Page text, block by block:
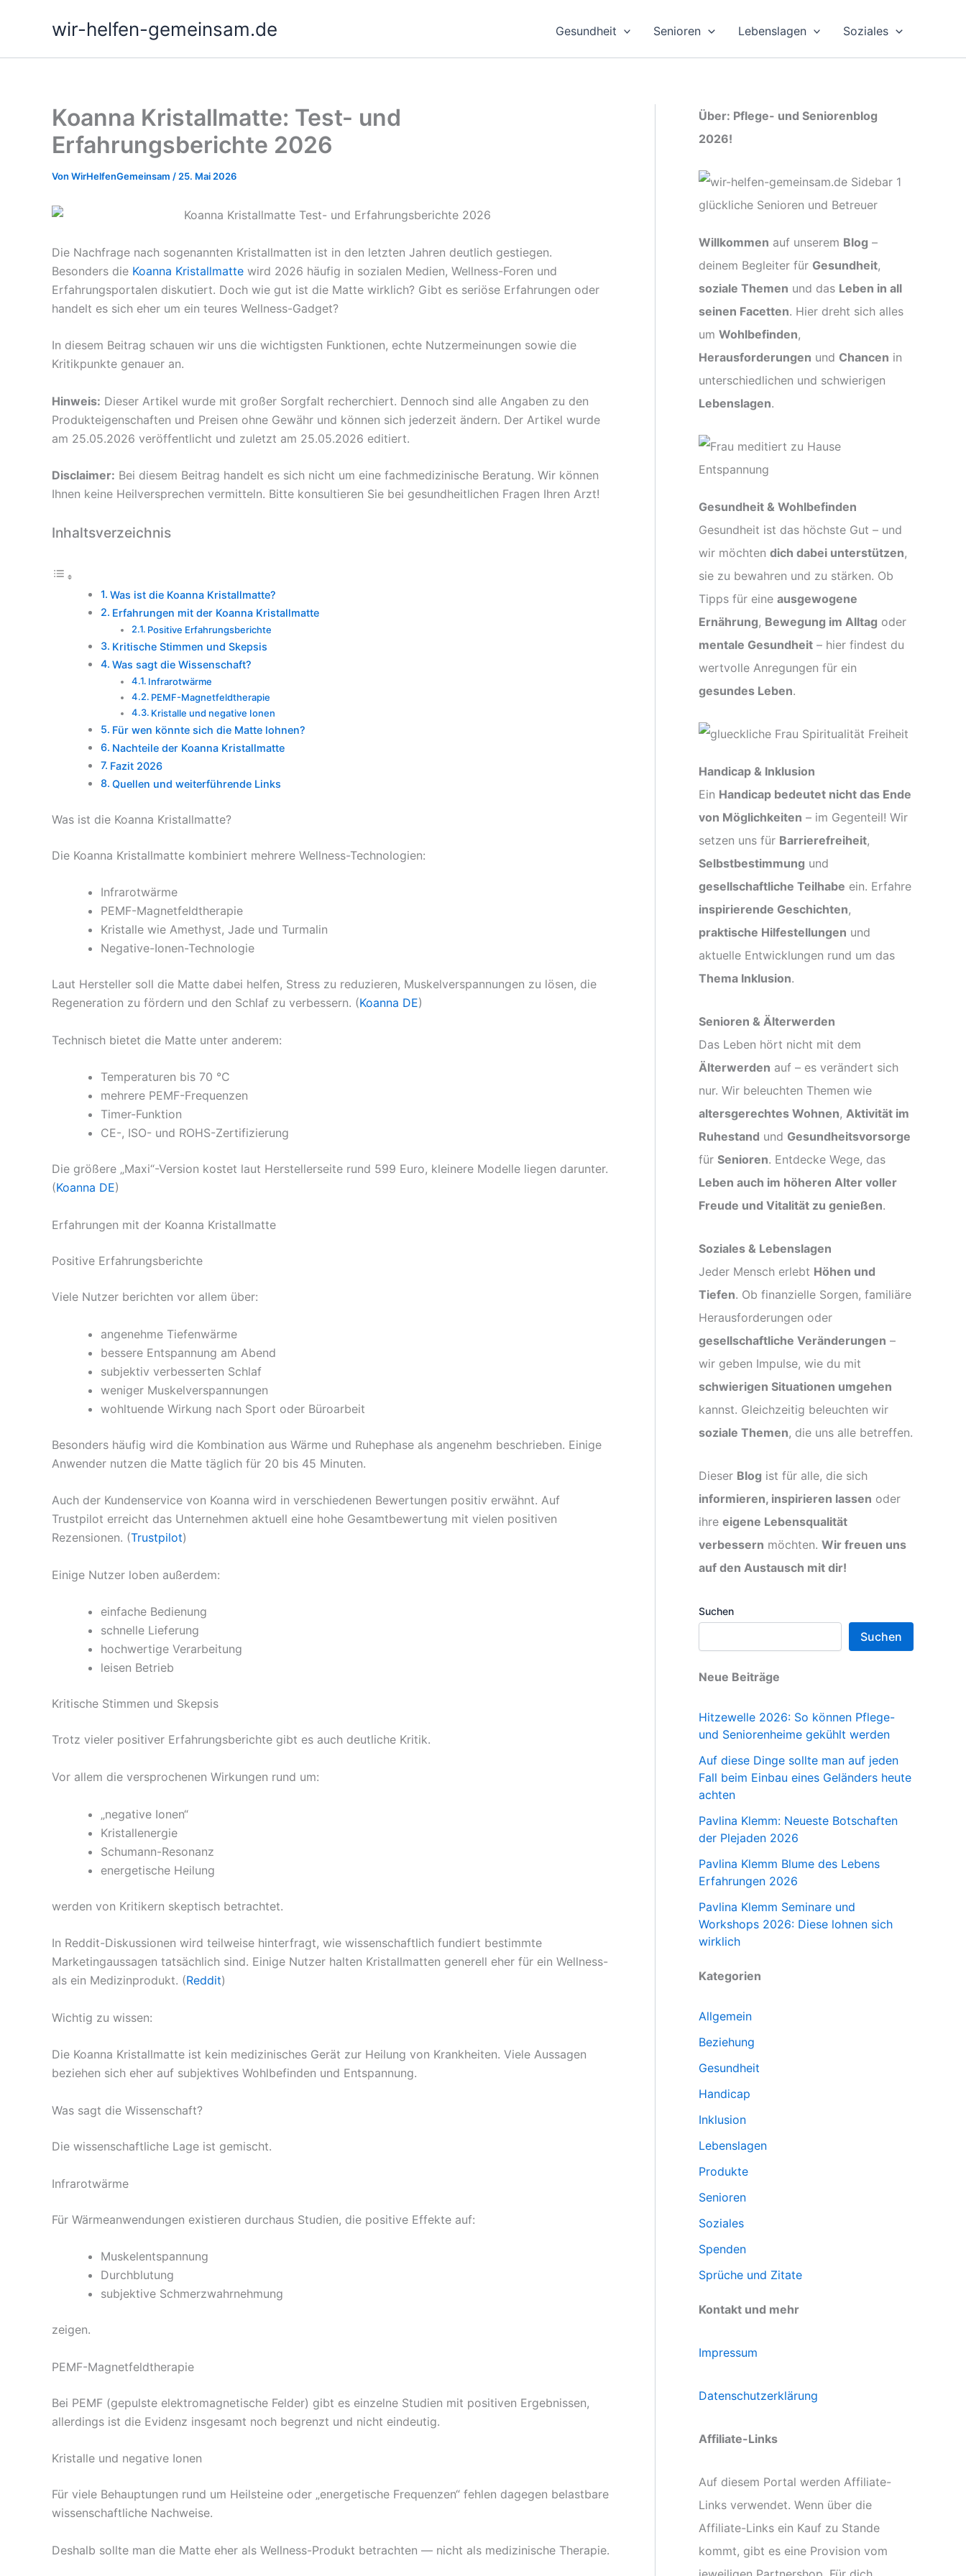
wir-helfen-gemeinsam.de Gesundheit Senioren Lebenslagen Soziales
Koanna Kristallmatte: Test- und
Erfahrungsberichte 2026
Von WirHelfenGemeinsam / 25. Mai 2026
Die Nachfrage nach sogenannten Kristallmatten ist in den letzten Jahren deutlich gestiegen.
Besonders die Koanna Kristallmatte wird 2026 häufig in sozialen Medien, Wellness-Foren und
Erfahrungsportalen diskutiert. Doch wie gut ist die Matte wirklich? Gibt es seriöse Erfahrungen oder
handelt es sich eher um ein teures Wellness-Gadget?
In diesem Beitrag schauen wir uns die wichtigsten Funktionen, echte Nutzermeinungen sowie die
Kritikpunkte genauer an.
Hinweis: Dieser Artikel wurde mit großer Sorgfalt recherchiert. Dennoch sind alle Angaben zu den
Produkteigenschaften und Preisen ohne Gewähr und können sich jederzeit ändern. Der Artikel wurde
am 25.05.2026 veröffentlicht und zuletzt am 25.05.2026 editiert.
Disclaimer: Bei diesem Beitrag handelt es sich nicht um eine fachmedizinische Beratung. Wir können
Ihnen keine Heilversprechen vermitteln. Bitte konsultieren Sie bei gesundheitlichen Fragen Ihren Arzt!
Inhaltsverzeichnis
Was ist die Koanna Kristallmatte?
Erfahrungen mit der Koanna Kristallmatte
Positive Erfahrungsberichte
Kritische Stimmen und Skepsis
Was sagt die Wissenschaft?
Infrarotwärme
PEMF-Magnetfeldtherapie
Kristalle und negative Ionen
Für wen könnte sich die Matte lohnen?
Nachteile der Koanna Kristallmatte
Fazit 2026
Quellen und weiterführende Links
Was ist die Koanna Kristallmatte?
Die Koanna Kristallmatte kombiniert mehrere Wellness-Technologien:
Infrarotwärme
PEMF-Magnetfeldtherapie
Kristalle wie Amethyst, Jade und Turmalin
Negative-Ionen-Technologie
Laut Hersteller soll die Matte dabei helfen, Stress zu reduzieren, Muskelverspannungen zu lösen, die
Regeneration zu fördern und den Schlaf zu verbessern. (Koanna DE)
Technisch bietet die Matte unter anderem:
Temperaturen bis 70 °C
mehrere PEMF-Frequenzen
Timer-Funktion
CE-, ISO- und ROHS-Zertifizierung
Die größere „Maxi“-Version kostet laut Herstellerseite rund 599 Euro, kleinere Modelle liegen darunter.
(Koanna DE)
Erfahrungen mit der Koanna Kristallmatte
Positive Erfahrungsberichte
Viele Nutzer berichten vor allem über:
angenehme Tiefenwärme
bessere Entspannung am Abend
subjektiv verbesserten Schlaf
weniger Muskelverspannungen
wohltuende Wirkung nach Sport oder Büroarbeit
Besonders häufig wird die Kombination aus Wärme und Ruhephase als angenehm beschrieben. Einige
Anwender nutzen die Matte täglich für 20 bis 45 Minuten.
Auch der Kundenservice von Koanna wird in verschiedenen Bewertungen positiv erwähnt. Auf
Trustpilot erreicht das Unternehmen aktuell eine hohe Gesamtbewertung mit vielen positiven
Rezensionen. (Trustpilot)
Einige Nutzer loben außerdem:
einfache Bedienung
schnelle Lieferung
hochwertige Verarbeitung
leisen Betrieb
Kritische Stimmen und Skepsis
Trotz vieler positiver Erfahrungsberichte gibt es auch deutliche Kritik.
Vor allem die versprochenen Wirkungen rund um:
„negative Ionen“
Kristallenergie
Schumann-Resonanz
energetische Heilung
werden von Kritikern skeptisch betrachtet.
In Reddit-Diskussionen wird teilweise hinterfragt, wie wissenschaftlich fundiert bestimmte
Marketingaussagen tatsächlich sind. Einige Nutzer halten Kristallmatten generell eher für ein Wellness-
als ein Medizinprodukt. (Reddit)
Wichtig zu wissen:
Die Koanna Kristallmatte ist kein medizinisches Gerät zur Heilung von Krankheiten. Viele Aussagen
beziehen sich eher auf subjektives Wohlbefinden und Entspannung.
Was sagt die Wissenschaft?
Die wissenschaftliche Lage ist gemischt.
Infrarotwärme
Für Wärmeanwendungen existieren durchaus Studien, die positive Effekte auf:
Muskelentspannung
Durchblutung
subjektive Schmerzwahrnehmung
zeigen.
PEMF-Magnetfeldtherapie
Bei PEMF (gepulste elektromagnetische Felder) gibt es einzelne Studien mit positiven Ergebnissen,
allerdings ist die Evidenz insgesamt noch begrenzt und nicht eindeutig.
Kristalle und negative Ionen
Für viele Behauptungen rund um Heilsteine oder „energetische Frequenzen“ fehlen dagegen belastbare
wissenschaftliche Nachweise.
Deshalb sollte man die Matte eher als Wellness-Produkt betrachten — nicht als medizinische Therapie.
Über: Pflege- und Seniorenblog
2026!
Willkommen auf unserem Blog –
deinem Begleiter für Gesundheit,
soziale Themen und das Leben in all
seinen Facetten. Hier dreht sich alles
um Wohlbefinden,
Herausforderungen und Chancen in
unterschiedlichen und schwierigen
Lebenslagen.
Gesundheit & Wohlbefinden
Gesundheit ist das höchste Gut – und
wir möchten dich dabei unterstützen,
sie zu bewahren und zu stärken. Ob
Tipps für eine ausgewogene
Ernährung, Bewegung im Alltag oder
mentale Gesundheit – hier findest du
wertvolle Anregungen für ein
gesundes Leben.
Handicap & Inklusion
Ein Handicap bedeutet nicht das Ende
von Möglichkeiten – im Gegenteil! Wir
setzen uns für Barrierefreiheit,
Selbstbestimmung und
gesellschaftliche Teilhabe ein. Erfahre
inspirierende Geschichten,
praktische Hilfestellungen und
aktuelle Entwicklungen rund um das
Thema Inklusion.
Senioren & Älterwerden
Das Leben hört nicht mit dem
Älterwerden auf – es verändert sich
nur. Wir beleuchten Themen wie
altersgerechtes Wohnen, Aktivität im
Ruhestand und Gesundheitsvorsorge
für Senioren. Entdecke Wege, das
Leben auch im höheren Alter voller
Freude und Vitalität zu genießen.
Soziales & Lebenslagen
Jeder Mensch erlebt Höhen und
Tiefen. Ob finanzielle Sorgen, familiäre
Herausforderungen oder
gesellschaftliche Veränderungen –
wir geben Impulse, wie du mit
schwierigen Situationen umgehen
kannst. Gleichzeitig beleuchten wir
soziale Themen, die uns alle betreffen.
Dieser Blog ist für alle, die sich
informieren, inspirieren lassen oder
ihre eigene Lebensqualität
verbessern möchten. Wir freuen uns
auf den Austausch mit dir!
Suchen
Suchen
Neue Beiträge
Hitzewelle 2026: So können Pflege-
und Seniorenheime gekühlt werden
Auf diese Dinge sollte man auf jeden
Fall beim Einbau eines Geländers heute
achten
Pavlina Klemm: Neueste Botschaften
der Plejaden 2026
Pavlina Klemm Blume des Lebens
Erfahrungen 2026
Pavlina Klemm Seminare und
Workshops 2026: Diese lohnen sich
wirklich
Kategorien
Allgemein
Beziehung
Gesundheit
Handicap
Inklusion
Lebenslagen
Produkte
Senioren
Soziales
Spenden
Sprüche und Zitate
Kontakt und mehr
Impressum
Datenschutzerklärung
Affiliate-Links
Auf diesem Portal werden Affiliate-
Links verwendet. Wenn über die
Affiliate-Links ein Kauf zu Stande
kommt, gibt es eine Provision vom